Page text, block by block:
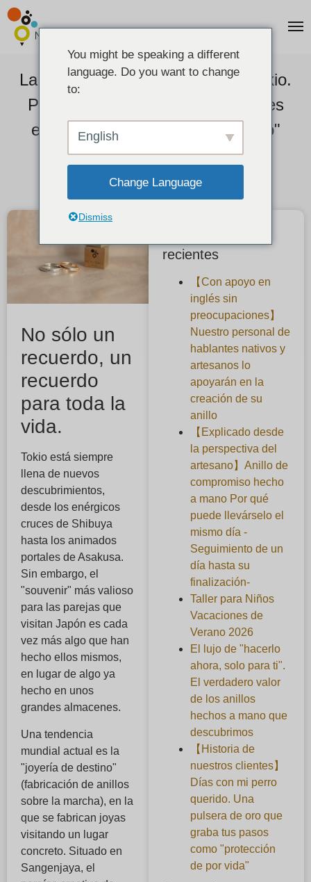
La mejor experiencia joyera en Tokio.
Por qué las parejas internacionales
eligen los "anillos hechos a mano"
como destino de su viaje.
2026-03-01
No sólo un
recuerdo, un
recuerdo
para toda la
vida.
Tokio está siempre
llena de nuevos
descubrimientos,
desde los enérgicos
cruces de Shibuya
hasta los animados
portales de Asakusa.
Sin embargo, el
"souvenir" más valioso
para las parejas que
visitan Japón es cada
vez más algo que han
hecho ellos mismos,
en lugar de algo ya
hecho en unos
grandes almacenes.
Una tendencia
mundial actual es la
"joyería de destino"
(fabricación de anillos
sobre la marcha), en la
que se fabrican joyas
visitando un lugar
concreto. Situado en
Sangenjaya, el
recientes
【Con apoyo en
inglés sin
preocupaciones】
Nuestro personal de
hablantes nativos y
artesanos lo
apoyarán en la
creación de su
anillo
【Explicado desde
la perspectiva del
artesano】Anillo de
compromiso hecho
a mano Por qué
puede llevárselo el
mismo día -
Seguimiento de un
día hasta su
finalización-
Taller para Niños
Vacaciones de
Verano 2026
El lujo de "hacerlo
ahora, solo para ti".
El verdadero valor
de los anillos
hechos a mano que
descubrimos
【Historia de
nuestros clientes】
Días con mi perro
querido. Una
pulsera de oro que
graba tus pasos
como "protección
de por vida"
You might be speaking a different
language. Do you want to change
to:
English
Change Language
Dismiss